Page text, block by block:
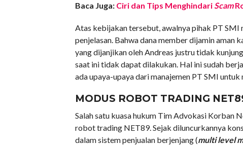
Baca Juga: Ciri dan Tips MenghindariScam
Atas kebijakan tersebut, awalnya pihak PT SMI
penjelasan. Bahwa dana member dijamin aman
yang dijanjikan oleh Andreas justru tidak
saat ini tidak dapat dilakukan. Hal ini sudah
ada upaya-upaya dari manajemen PT SMI
MODUS ROBOT TRADING
Salah satu kuasa hukum Tim Advokasi Korban
robot trading NET89. Sejak diluncurkannya
dalam sistem penjualan berjenjang (multi level